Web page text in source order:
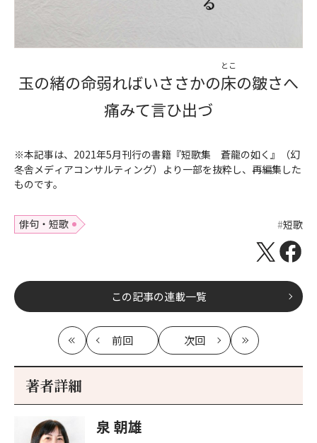
玉の緒の命弱ればいささかの床
とこ
の皺さへ
痛みて言ひ出づ
※本記事は、2021年5月刊行の書籍『短歌集 蒼龍の如く』（幻
冬舎メディアコンサルティング）より一部を抜粋し、再編集した
ものです。
俳句・短歌 短歌
この記事の連載一覧
最
初
前回
記
次回
記
最
新
著者詳細
泉 朝雄